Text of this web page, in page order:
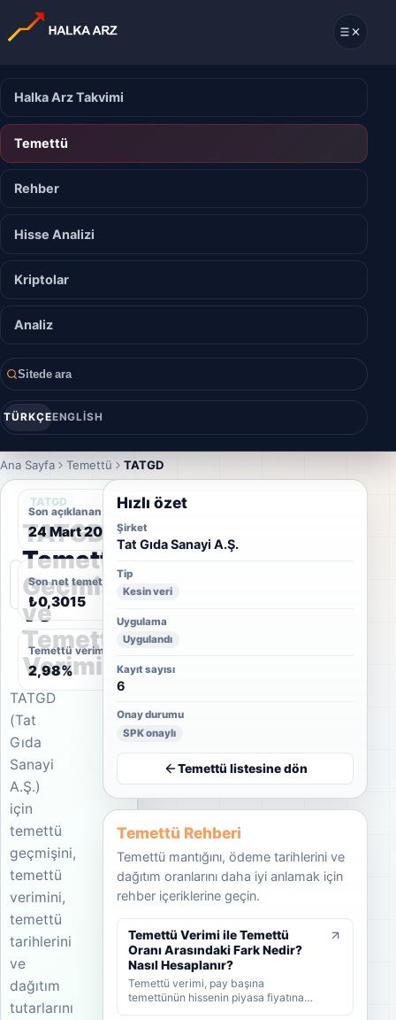
Halka Arz Takvimi
Temettü
Rehber
Hisse Analizi
Kriptolar
Analiz
Sitede ara
TÜRKÇEENGLISH
Ana Sayfa Temettü TATGD
TATGD
TATGD
Temettü
Geçmişi
ve
Temettü
Verimi
TATGD
(Tat
Gıda
Sanayi
A.Ş.)
için
temettü
geçmişini,
temettü
verimini,
temettü
tarihlerini
ve
dağıtım
tutarlarını
Son açıklanan temettü tarihi
24 Mart 2022
Son net temettü
₺0,3015
Temettü verimi
2,98%
Hızlı özet
Şirket
Tat Gıda Sanayi A.Ş.
Tip
Kesin veri
Uygulama
Uygulandı
Kayıt sayısı
6
Onay durumu
SPK onaylı
Temettü listesine dön
Temettü Rehberi
Temettü mantığını, ödeme tarihlerini ve
dağıtım oranlarını daha iyi anlamak için
rehber içeriklerine geçin.
Temettü Verimi ile Temettü
Oranı Arasındaki Fark Nedir?
Nasıl Hesaplanır?
Temettü verimi, pay başına
temettünün hissenin piyasa fiyatına